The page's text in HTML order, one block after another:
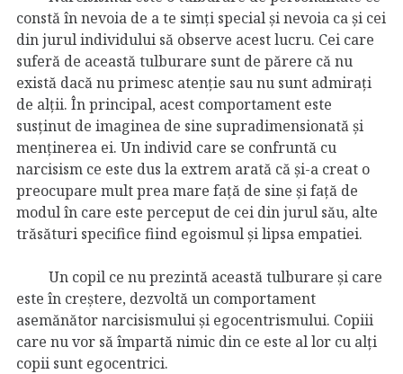
constă în nevoia de a te simți special și nevoia ca și cei
din jurul individului să observe acest lucru. Cei care
suferă de această tulburare sunt de părere că nu
există dacă nu primesc atenție sau nu sunt admirați
de alții. În principal, acest comportament este
susținut de imaginea de sine supradimensionată și
menținerea ei. Un individ care se confruntă cu
narcisism ce este dus la extrem arată că și-a creat o
preocupare mult prea mare față de sine și față de
modul în care este perceput de cei din jurul său, alte
trăsături specifice fiind egoismul și lipsa empatiei.
Un copil ce nu prezintă această tulburare și care
este în creștere, dezvoltă un comportament
asemănător narcisismului și egocentrismului. Copiii
care nu vor să împartă nimic din ce este al lor cu alți
copii sunt egocentrici.